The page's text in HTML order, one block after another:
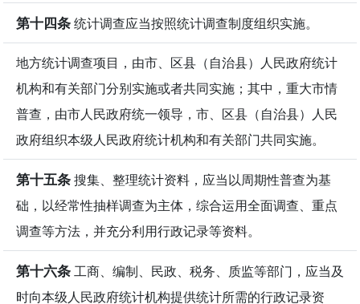
第十四条统计调查应当按照统计调查制度组织实施。
地方统计调查项目，由市、区县（自治县）人民政府统计
机构和有关部门分别实施或者共同实施；其中，重大市情
普查，由市人民政府统一领导，市、区县（自治县）人民
政府组织本级人民政府统计机构和有关部门共同实施。
第十五条搜集、整理统计资料，应当以周期性普查为基
础，以经常性抽样调查为主体，综合运用全面调查、重点
调查等方法，并充分利用行政记录等资料。
第十六条工商、编制、民政、税务、质监等部门，应当及
时向本级人民政府统计机构提供统计所需的行政记录资